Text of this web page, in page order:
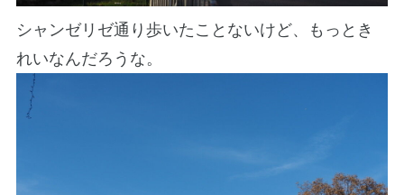
シャンゼリゼ通り歩いたことないけど、もっとき
れいなんだろうな。